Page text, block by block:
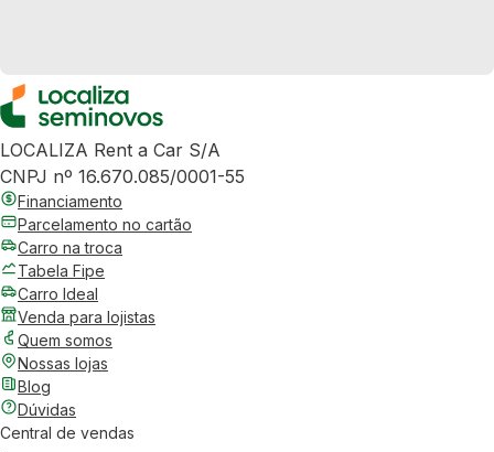
LOCALIZA Rent a Car S/A
CNPJ nº 16.670.085/0001-55
Financiamento
Parcelamento no cartão
Carro na troca
Tabela Fipe
Carro Ideal
Venda para lojistas
Quem somos
Nossas lojas
Blog
Dúvidas
Central de vendas